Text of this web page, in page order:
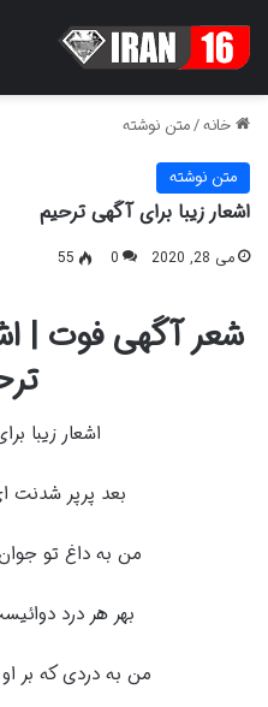
خانه/متن نوشته
متن نوشته
اشعار زیبا برای آگهی ترحیم
می 28, 2020 0
55
شعر آگهی فوت |
اشعار زیبا
بعد پرپر شدنت
من به داغ تو
بهر هر درد
من به دردی که بر